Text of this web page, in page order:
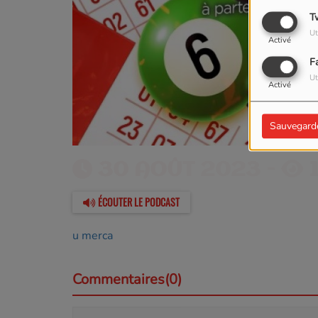
Activé
Activé
ÉCOUTER LE PODCAST
u merca
Commentaires(0)